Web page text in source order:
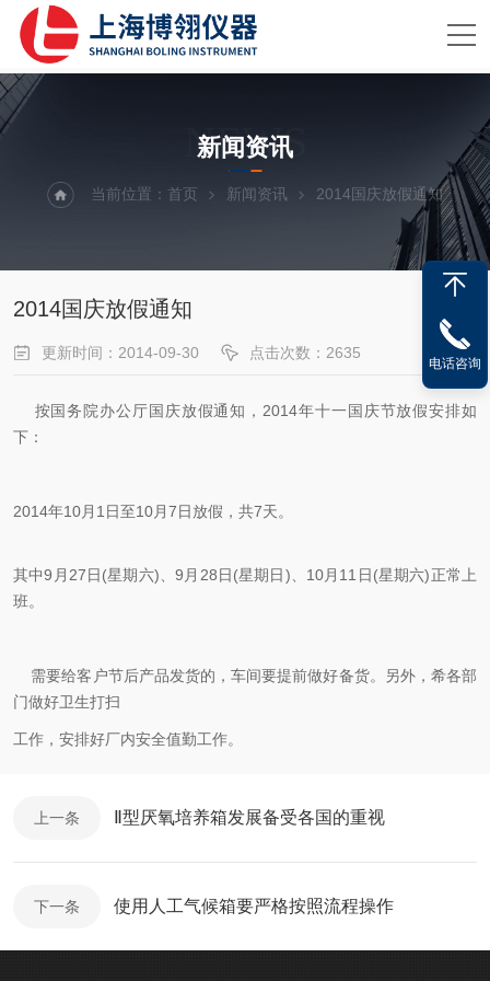
NEWS
新闻资讯
当前位置： 首页 新闻资讯 2014国庆放假通知
2014国庆放假通知
更新时间：2014-09-30 点击次数：2635
按国务院办公厅国庆放假通知，2014年十一国庆节放假安排如
下：
2014年10月1日至10月7日放假，共7天。
其中9月27日(星期六)、9月28日(星期日)、10月11日(星期六)正常上
班。
需要给客户节后产品发货的，车间要提前做好备货。
另外，希各部
门做好卫生打扫
工作，安排好厂内安全值勤工作。
上一条 Ⅱ型厌氧培养箱发展备受各国的重视
下一条 使用人工气候箱要严格按照流程操作
电话咨询